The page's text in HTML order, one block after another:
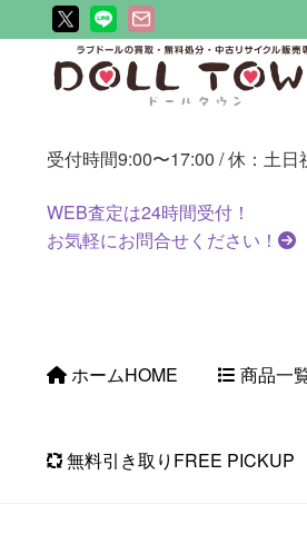
ビ
シ
ン
へ
ン
ツ
ス
キ
受付時間9:00〜17:00 / 休：土
WEB査定は24時間受付！
お気軽にお問合せください！
ホームHOME 商品一
無料引き取り FREE PICKUP